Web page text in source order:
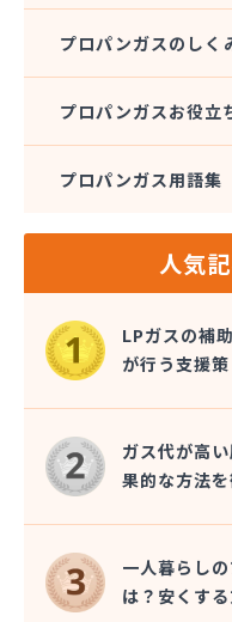
(株)岡野商店
(株)下館ホームガスセ
(株)久松石油
(株)橋本屋燃料店
(株)郡司
(株)桜井石油
(株)山中ストアー
(株)鹿島製油
(株)守谷商会
(株)小義商事
(株)小堤工業
(株)小野里商店 丘里
(株)松葉商事
(株)常総ガス
(株)植木商店
(株)新利根ガス
(株)水飼商店
(株)青木住設
プロパンガスのしく
プロパンガスお役立
プロパンガス用語集
人気
LPガスの補
が行う支援策
ガス代が高
果的な方法を
一人暮らし
は？安くす